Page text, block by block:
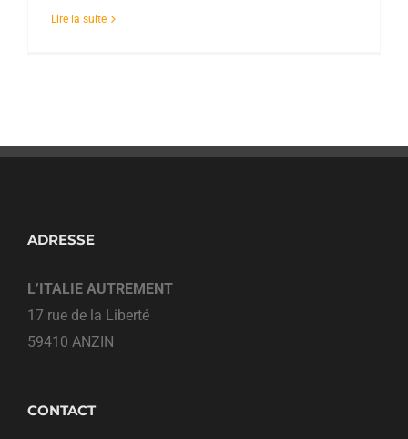
Lire la suite
ADRESSE
L’ITALIE AUTREMENT
17 rue de la Liberté
59410 ANZIN
CONTACT